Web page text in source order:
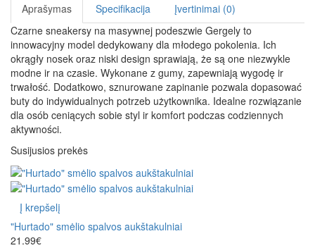
Aprašymas Specifikacija
Įvertinimai (0)
Czarne sneakersy na masywnej podeszwie Gergely to
innowacyjny model dedykowany dla młodego pokolenia. Ich
okrągły nosek oraz niski design sprawiają, że są one niezwykle
modne ir na czasie. Wykonane z gumy, zapewniają wygodę ir
trwałość. Dodatkowo, sznurowane zapinanie pozwala dopasować
buty do indywidualnych potrzeb użytkownika. Idealne rozwiązanie
dla osób ceniących sobie styl ir komfort podczas codziennych
aktywności.
Susijusios prekės
Į krepšelį
"Hurtado" smėlio spalvos aukštakulniai
21.99€